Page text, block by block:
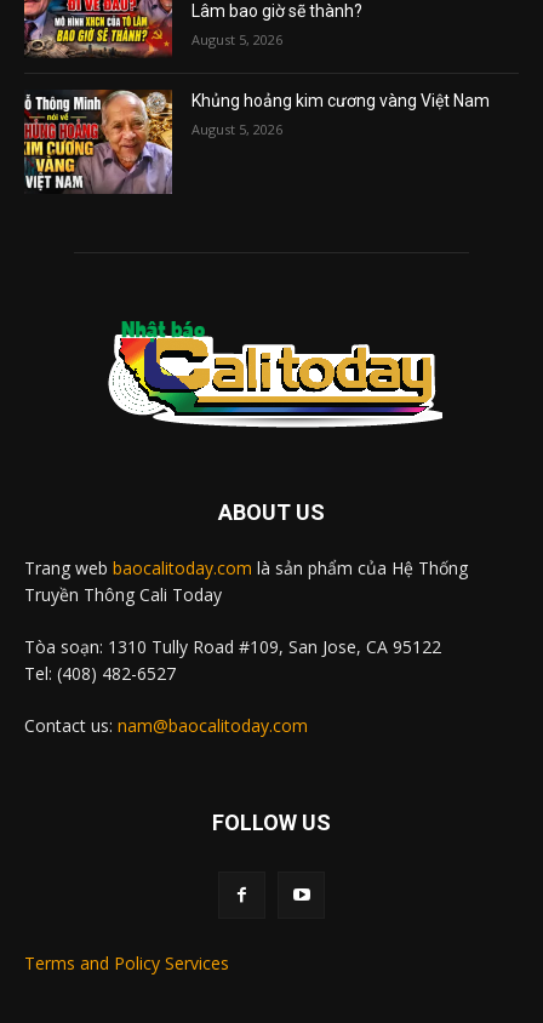
Lâm bao giờ sẽ thành?
August 5, 2026
Khủng hoảng kim cương vàng Việt Nam
August 5, 2026
ABOUT US
Trang web baocalitoday.com là sản phẩm của Hệ Thống
Truyền Thông Cali Today
Tòa soạn: 1310 Tully Road #109, San Jose, CA 95122
Tel: (408) 482-6527
Contact us: nam@baocalitoday.com
FOLLOW US
Terms and Policy Services